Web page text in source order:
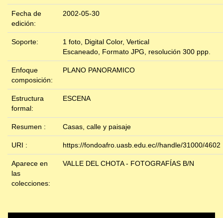
Fecha de
edición:
2002-05-30
Soporte:
1 foto, Digital Color, Vertical
Escaneado, Formato JPG, resolución 300 ppp.
Enfoque
composición:
PLANO PANORAMICO
Estructura
formal:
ESCENA
Resumen : Casas, calle y paisaje
URI : https://fondoafro.uasb.edu.ec//handle/31000/4602
Aparece en
las
colecciones:
VALLE DEL CHOTA - FOTOGRAFÍAS B/N